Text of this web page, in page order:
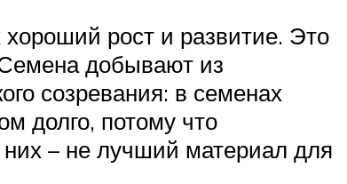
рост и развитие. Это
добывают из
созревания: в семенах
долго, потому что
– не лучший материал для